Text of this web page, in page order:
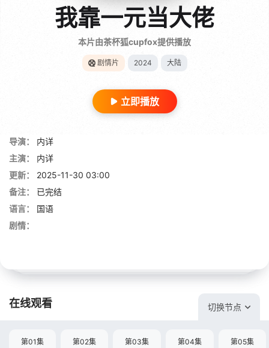
我靠一元当大佬
本片由茶杯狐cupfox提供播放
剧情片 2024 大陆
立即播放
导演：
内详
主演：
内详
更新：
2025-11-30 03:00
备注：
已完结
语言：
国语
剧情：
在线观看 切换节点
第01集 第02集 第03集 第04集 第05集